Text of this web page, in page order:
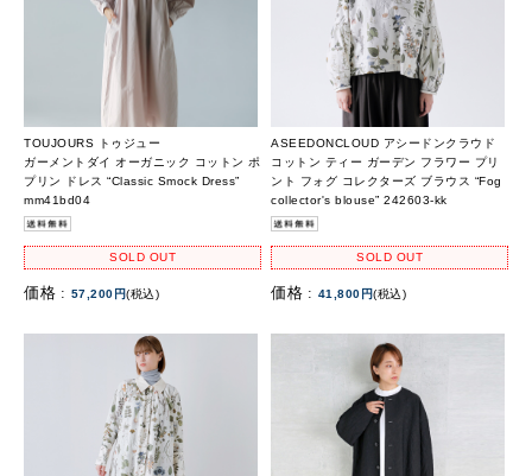
TOUJOURS トゥジュー
ガーメントダイ オーガニック コットン ポ
プリン ドレス “Classic Smock Dress”
mm41bd04
SOLD OUT
価格 : 57,200円(税込)
ASEEDONCLOUD アシードンクラウド
コットン ティー ガーデン フラワー プリ
ント フォグ コレクターズ ブラウス “Fog
collector's blouse” 242603-kk
SOLD OUT
価格 : 41,800円(税込)